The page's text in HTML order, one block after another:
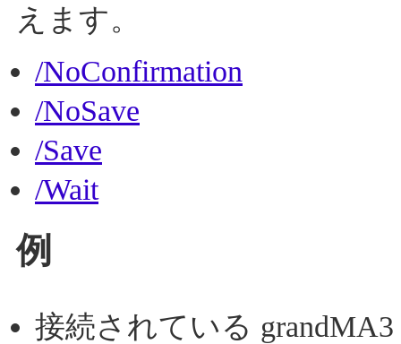
えます。
/NoConfirmation
/NoSave
/Save
/Wait
例
接続されている grandMA3